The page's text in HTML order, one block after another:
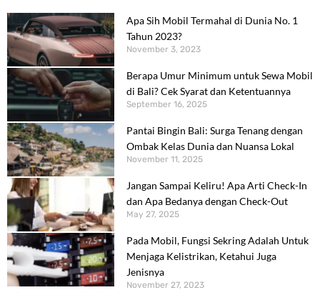
Apa Sih Mobil Termahal di Dunia No. 1
Tahun 2023?
November 3, 2023
Berapa Umur Minimum untuk Sewa Mobil
di Bali? Cek Syarat dan Ketentuannya
September 16, 2025
Pantai Bingin Bali: Surga Tenang dengan
Ombak Kelas Dunia dan Nuansa Lokal
November 11, 2025
Jangan Sampai Keliru! Apa Arti Check-In
dan Apa Bedanya dengan Check-Out
May 27, 2025
Pada Mobil, Fungsi Sekring Adalah Untuk
Menjaga Kelistrikan, Ketahui Juga
Jenisnya
November 27, 2023